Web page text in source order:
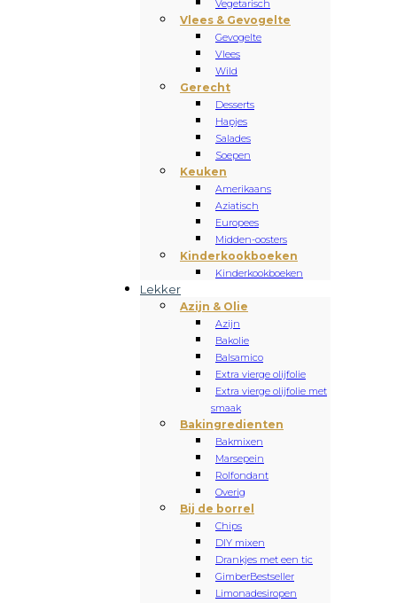
Vegetarisch
Vlees & Gevogelte
Gevogelte
Vlees
Wild
Gerecht
Desserts
Hapjes
Salades
Soepen
Keuken
Amerikaans
Aziatisch
Europees
Midden-oosters
Kinderkookboeken
Kinderkookboeken
Lekker
Azijn & Olie
Azijn
Bakolie
Balsamico
Extra vierge olijfolie
Extra vierge olijfolie met
smaak
Bakingredienten
Bakmixen
Marsepein
Rolfondant
Overig
Bij de borrel
Chips
DIY mixen
Drankjes met een tic
GimberBestseller
Limonadesiropen